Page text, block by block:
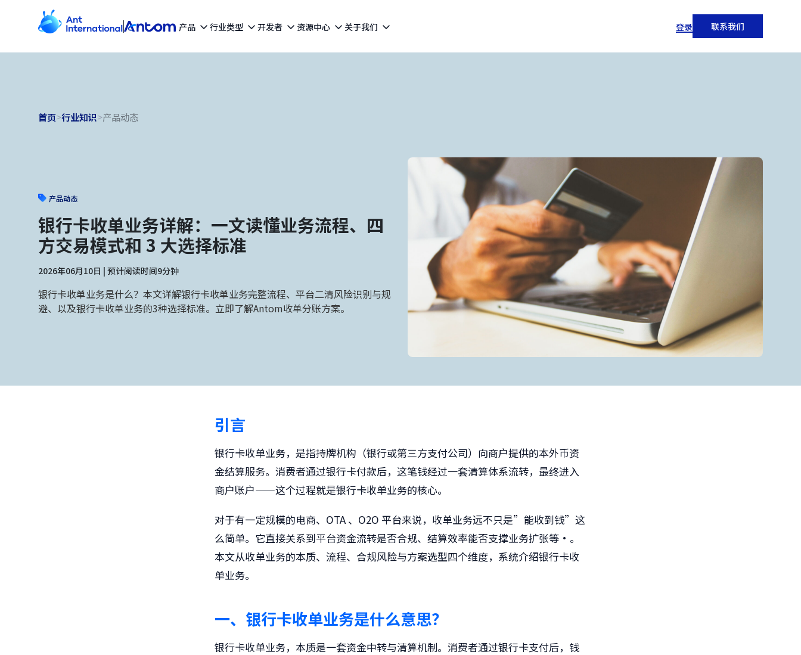
产品 行业类型 开发者 资源中心 关于我们 登录 联系我们
首页>行业知识>产品动态
产品动态
银行卡收单业务详解：一文读懂业务流程、四
方交易模式和 3 大选择标准
2026年06月10日 | 预计阅读时间9分钟
银行卡收单业务是什么？本文详解银行卡收单业务完整流程、平台二清风险识别与规
避、以及银行卡收单业务的3种选择标准。立即了解Antom收单分账方案。
引言
银行卡收单业务，是指持牌机构（银行或第三方支付公司）向商户提供的本外币资
金结算服务。消费者通过银行卡付款后，这笔钱经过一套清算体系流转，最终进入
商户账户——这个过程就是银行卡收单业务的核心。
对于有一定规模的电商、OTA 、O2O 平台来说，收单业务远不只是”能收到钱”这
么简单。它直接关系到平台资金流转是否合规、结算效率能否支撑业务扩张等·。
本文从收单业务的本质、流程、合规风险与方案选型四个维度，系统介绍银行卡收
单业务。
一、银行卡收单业务是什么意思？
银行卡收单业务，本质是一套资金中转与清算机制。消费者通过银行卡支付后，钱